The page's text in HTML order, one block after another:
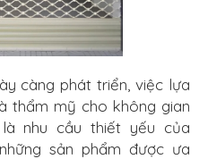
càng phát triển, việc lựa
thẩm mỹ cho không gian
nhu cầu thiết yếu của
sản phẩm được ưa